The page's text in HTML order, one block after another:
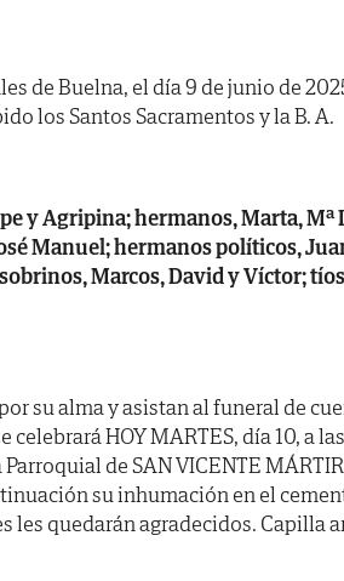
de Buelna, el día 9 de junio de
los Santos Sacramentos y la B. A.
y Agripina; hermanos, Marta, Mª
Manuel; hermanos políticos,
Marcos, David y Víctor;
su alma y asistan al funeral de
celebrará HOY MARTES, día 10, a
de SAN VICENTE
su inhumación en el
les quedarán agradecidos. Capilla